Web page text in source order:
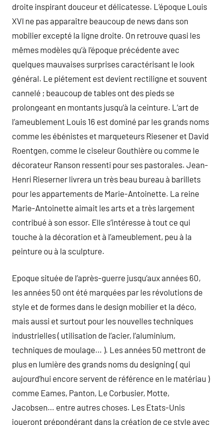
droite inspirant douceur et délicatesse. L’époque Louis
XVI ne pas apparaître beaucoup de news dans son
mobilier excepté la ligne droite. On retrouve quasi les
mêmes modèles qu’à l’époque précédente avec
quelques mauvaises surprises caractérisant le look
général. Le piétement est devient rectiligne et souvent
cannelé ; beaucoup de tables ont des pieds se
prolongeant en montants jusqu’à la ceinture. L’art de
l’ameublement Louis 16 est dominé par les grands noms
comme les ébénistes et marqueteurs Riesener et David
Roentgen, comme le ciseleur Gouthière ou comme le
décorateur Ranson ressenti pour ses pastorales. Jean-
Henri Rieserner livrera un très beau bureau à barillets
pour les appartements de Marie-Antoinette. La reine
Marie-Antoinette aimait les arts et a très largement
contribué à son essor. Elle s’intéresse à tout ce qui
touche à la décoration et à l’ameublement, peu à la
peinture ou à la sculpture.
Epoque située de l’après-guerre jusqu’aux années 60,
les années 50 ont été marquées par les révolutions de
style et de formes dans le design mobilier et la déco,
mais aussi et surtout pour les nouvelles techniques
industrielles ( utilisation de l’acier, l’aluminium,
techniques de moulage… ). Les années 50 mettront de
plus en lumière des grands noms du designing ( qui
aujourd’hui encore servent de référence en le matériau )
comme Eames, Panton, Le Corbusier, Motte,
Jacobsen… entre autres choses. Les Etats-Unis
joueront prépondérant dans la création de ce style avec